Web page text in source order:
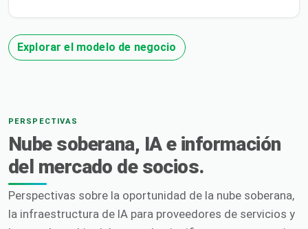
Explorar el modelo de negocio
PERSPECTIVAS
Nube soberana, IA e información
del mercado de socios.
Perspectivas sobre la oportunidad de la nube soberana,
la infraestructura de IA para proveedores de servicios y